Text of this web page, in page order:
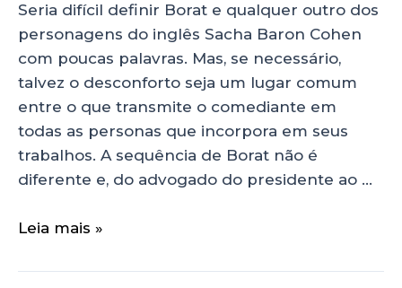
Seria difícil definir Borat e qualquer outro dos
personagens do inglês Sacha Baron Cohen
com poucas palavras. Mas, se necessário,
talvez o desconforto seja um lugar comum
entre o que transmite o comediante em
todas as personas que incorpora em seus
trabalhos. A sequência de Borat não é
diferente e, do advogado do presidente ao …
Leia mais »